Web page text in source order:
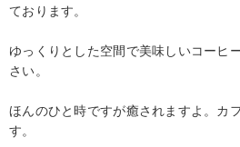
ております。
ゆっくりとした空間で美味しいコーヒ
さい。
ほんのひと時ですが癒されますよ。カ
す。